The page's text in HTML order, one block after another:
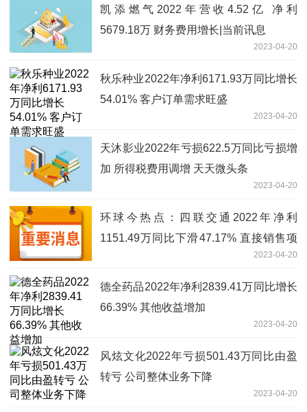
凯添燃气2022年营收4.52亿 净利
5679.18万 财务费用增长|当前讯息
2023-04-20
秋乐种业2022年净利6171.93万同比增长
54.01% 客户订单需求旺盛
2023-04-20
天沐影业2022年亏损622.5万同比亏损增
加 所得税费用调增 天天微头条
2023-04-20
环球今热点：四联交通2022年净利
1151.49万同比下滑47.17% 直接销售项
2023-04-20
德全药品2022年净利2839.41万同比增长
66.39% 其他收益增加
2023-04-20
风炫文化2022年亏损501.43万同比由盈
转亏 公司整体业务下降
2023-04-20